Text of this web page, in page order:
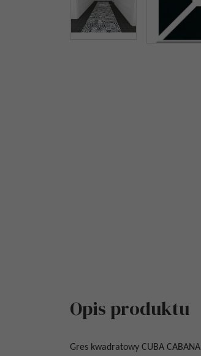
Opis produktu
Gres kwadratowy CUBA CABANA